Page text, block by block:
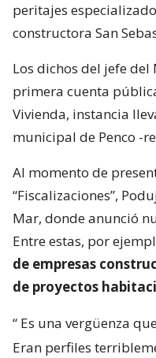
peritajes
constructora San
Los dichos del jefe
primera cuenta
Vivienda, instancia
municipal de Penco -
Al momento de
“Fiscalizaciones”,
Mar, donde anunció
Entre estas, por
de empresas
de proyectos
“ Es una vergüenza
Eran perfiles